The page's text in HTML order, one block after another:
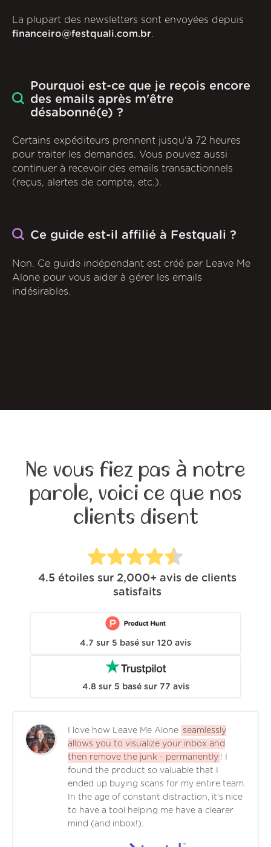
La plupart des newsletters sont envoyées depuis
financeiro@festquali.com.br.
Pourquoi est-ce que je reçois encore
des emails après m'être
désabonné(e) ?
Certains expéditeurs prennent jusqu'à 72 heures
pour traiter les demandes. Vous pouvez aussi
continuer à recevoir des emails transactionnels
(reçus, alertes de compte, etc.).
Ce guide est-il affilié à Festquali ?
Non. Ce guide indépendant est créé par Leave Me
Alone pour vous aider à gérer les emails
indésirables.
Ne vous fiez pas à notre
parole, voici ce que nos
clients disent
4.5 étoiles sur 2,000+ avis de clients
satisfaits
4.7 sur 5 basé sur 120 avis
4.8 sur 5 basé sur 77 avis
I love how Leave Me Alone seamlessly
allows you to visualize your inbox and
then remove the junk - permanently ! I
found the product so valuable that I
ended up buying scans for my entire team.
In the age of constant distraction, it's nice
to have a tool helping me have a clearer
mind (and inbox!).